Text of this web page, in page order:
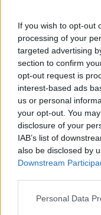
If you wish to opt-out
processing of your
targeted advertising
section to confirm
opt-out request is
interest-based ads
us or personal
your opt-out. You
disclosure of your
IAB’s list of
also be disclosed by
Downstream
Please note that this
Personal Data
preoccupazioni
rapporto di fiducia
AUTORE
Staff